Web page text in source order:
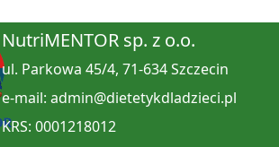
NutriMENTOR sp. z o.o.
ul. Parkowa 45/4, 71-634 Szczecin
e-mail: admin@dietetykdladzieci.pl
KRS: 0001218012